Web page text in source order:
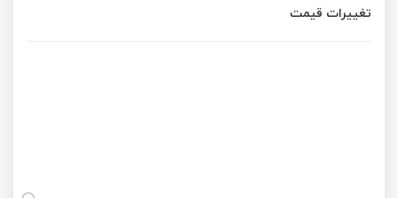
تغییرات قیمت